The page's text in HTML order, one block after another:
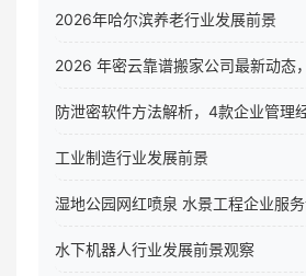
2026年哈尔滨养老行业发展前景
2026 年密云靠谱搬家公司最新动态
防泄密软件方法解析，4款企业管理
工业制造行业发展前景
湿地公园网红喷泉 水景工程企业服
水下机器人行业发展前景观察